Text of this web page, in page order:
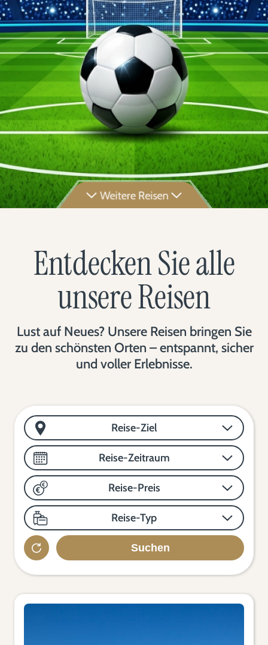
Weitere Reisen
Entdecken Sie alle
unsere Reisen
Lust auf Neues? Unsere Reisen bringen Sie
zu den schönsten Orten – entspannt, sicher
und voller Erlebnisse.
Reise-Ziel
Reise-Zeitraum
Reise-Preis
Reise-Typ
Suchen